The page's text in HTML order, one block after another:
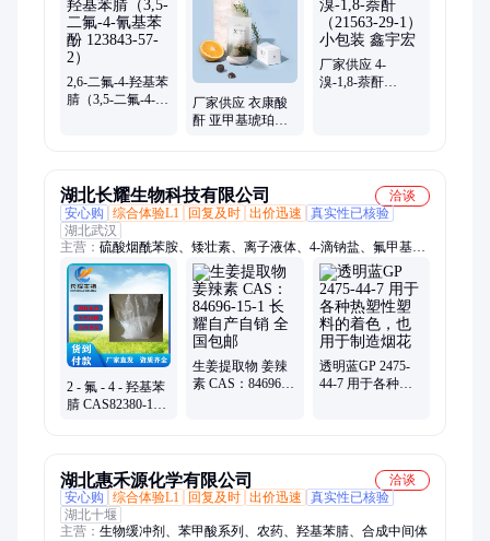
2,6-二氟-4-羟基苯
腈（3,5-二氟-4-氰
厂家供应 衣康酸
酐 亚甲基琥珀酸
厂家供应 4-
溴-1,8-萘酐
湖北长耀生物科技有限公司
洽谈
安心购
综合体验L1 回复及时 出价迅速
真实性已核验
湖北武汉
主营： 硫酸烟酰苯胺、矮壮素、离子液体、4-滴钠盐、氟甲基
磺、DL-泛酰酸内酯、2-辛烯基琥珀酸酐、4-二羟基蒽醌隐、5-二
甲基吡唑、蓖麻油酸、椰油酰氯、甘油磷酸酯、咪唑、亚麻酸乙
酯、菜籽油甲酯、聚丙烯酸树脂IV、海因环氧树脂
2 - 氟 - 4 - 羟基苯
腈 CAS82380-18-5
生姜提取物 姜辣
素 CAS：84696-
透明蓝GP 2475-
44-7 用于各种热
湖北惠禾源化学有限公司
洽谈
安心购
综合体验L1 回复及时 出价迅速
真实性已核验
湖北十堰
主营： 生物缓冲剂、苯甲酸系列、农药、羟基苯腈、合成中间体